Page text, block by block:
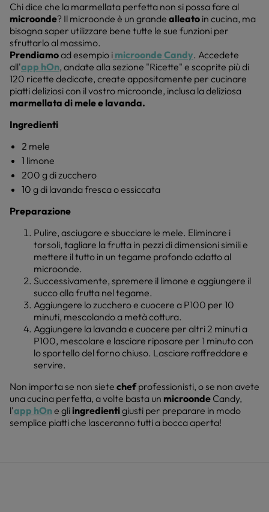
Chi dice che la marmellata perfetta non si possa fare al
microonde? Il microonde è un grande alleato in cucina, ma
bisogna saper utilizzare bene tutte le sue funzioni per
sfruttarlo al massimo.
Prendiamoad esempio i microonde Candy. Accedete
all'app hOn, andate alla sezione "Ricette" e scoprite più di
120 ricette dedicate, create appositamente per cucinare
piatti deliziosi con il vostro microonde, inclusa la deliziosa
marmellata di mele e lavanda.
Ingredienti
2 mele
1 limone
200 g di zucchero
10 g di lavanda fresca o essiccata
Preparazione
Pulire, asciugare e sbucciare le mele. Eliminare i
torsoli, tagliare la frutta in pezzi di dimensioni simili e
mettere il tutto in un tegame profondo adatto al
microonde.
Successivamente, spremere il limone e aggiungere il
succo alla frutta nel tegame.
Aggiungere lo zucchero e cuocere a P100 per 10
minuti, mescolando a metà cottura.
Aggiungere la lavanda e cuocere per altri 2 minuti a
P100, mescolare e lasciare riposare per 1 minuto con
lo sportello del forno chiuso. Lasciare raffreddare e
servire.
Non importa se non siete chefprofessionisti, o se non avete
una cucina perfetta, a volte basta un microonde Candy,
l'app hOne gli ingredientigiusti per preparare in modo
semplice piatti che lasceranno tutti a bocca aperta!